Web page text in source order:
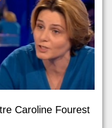
Caroline Fourest